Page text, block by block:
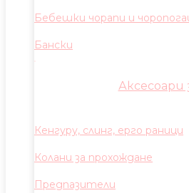
Бебешки чорапи и
Бански
Аксесоари
Кенгуру, слинг, ерго раници
Колани за прохождане
Предпазители